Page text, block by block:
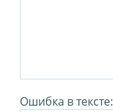
Ошибка в тексте: